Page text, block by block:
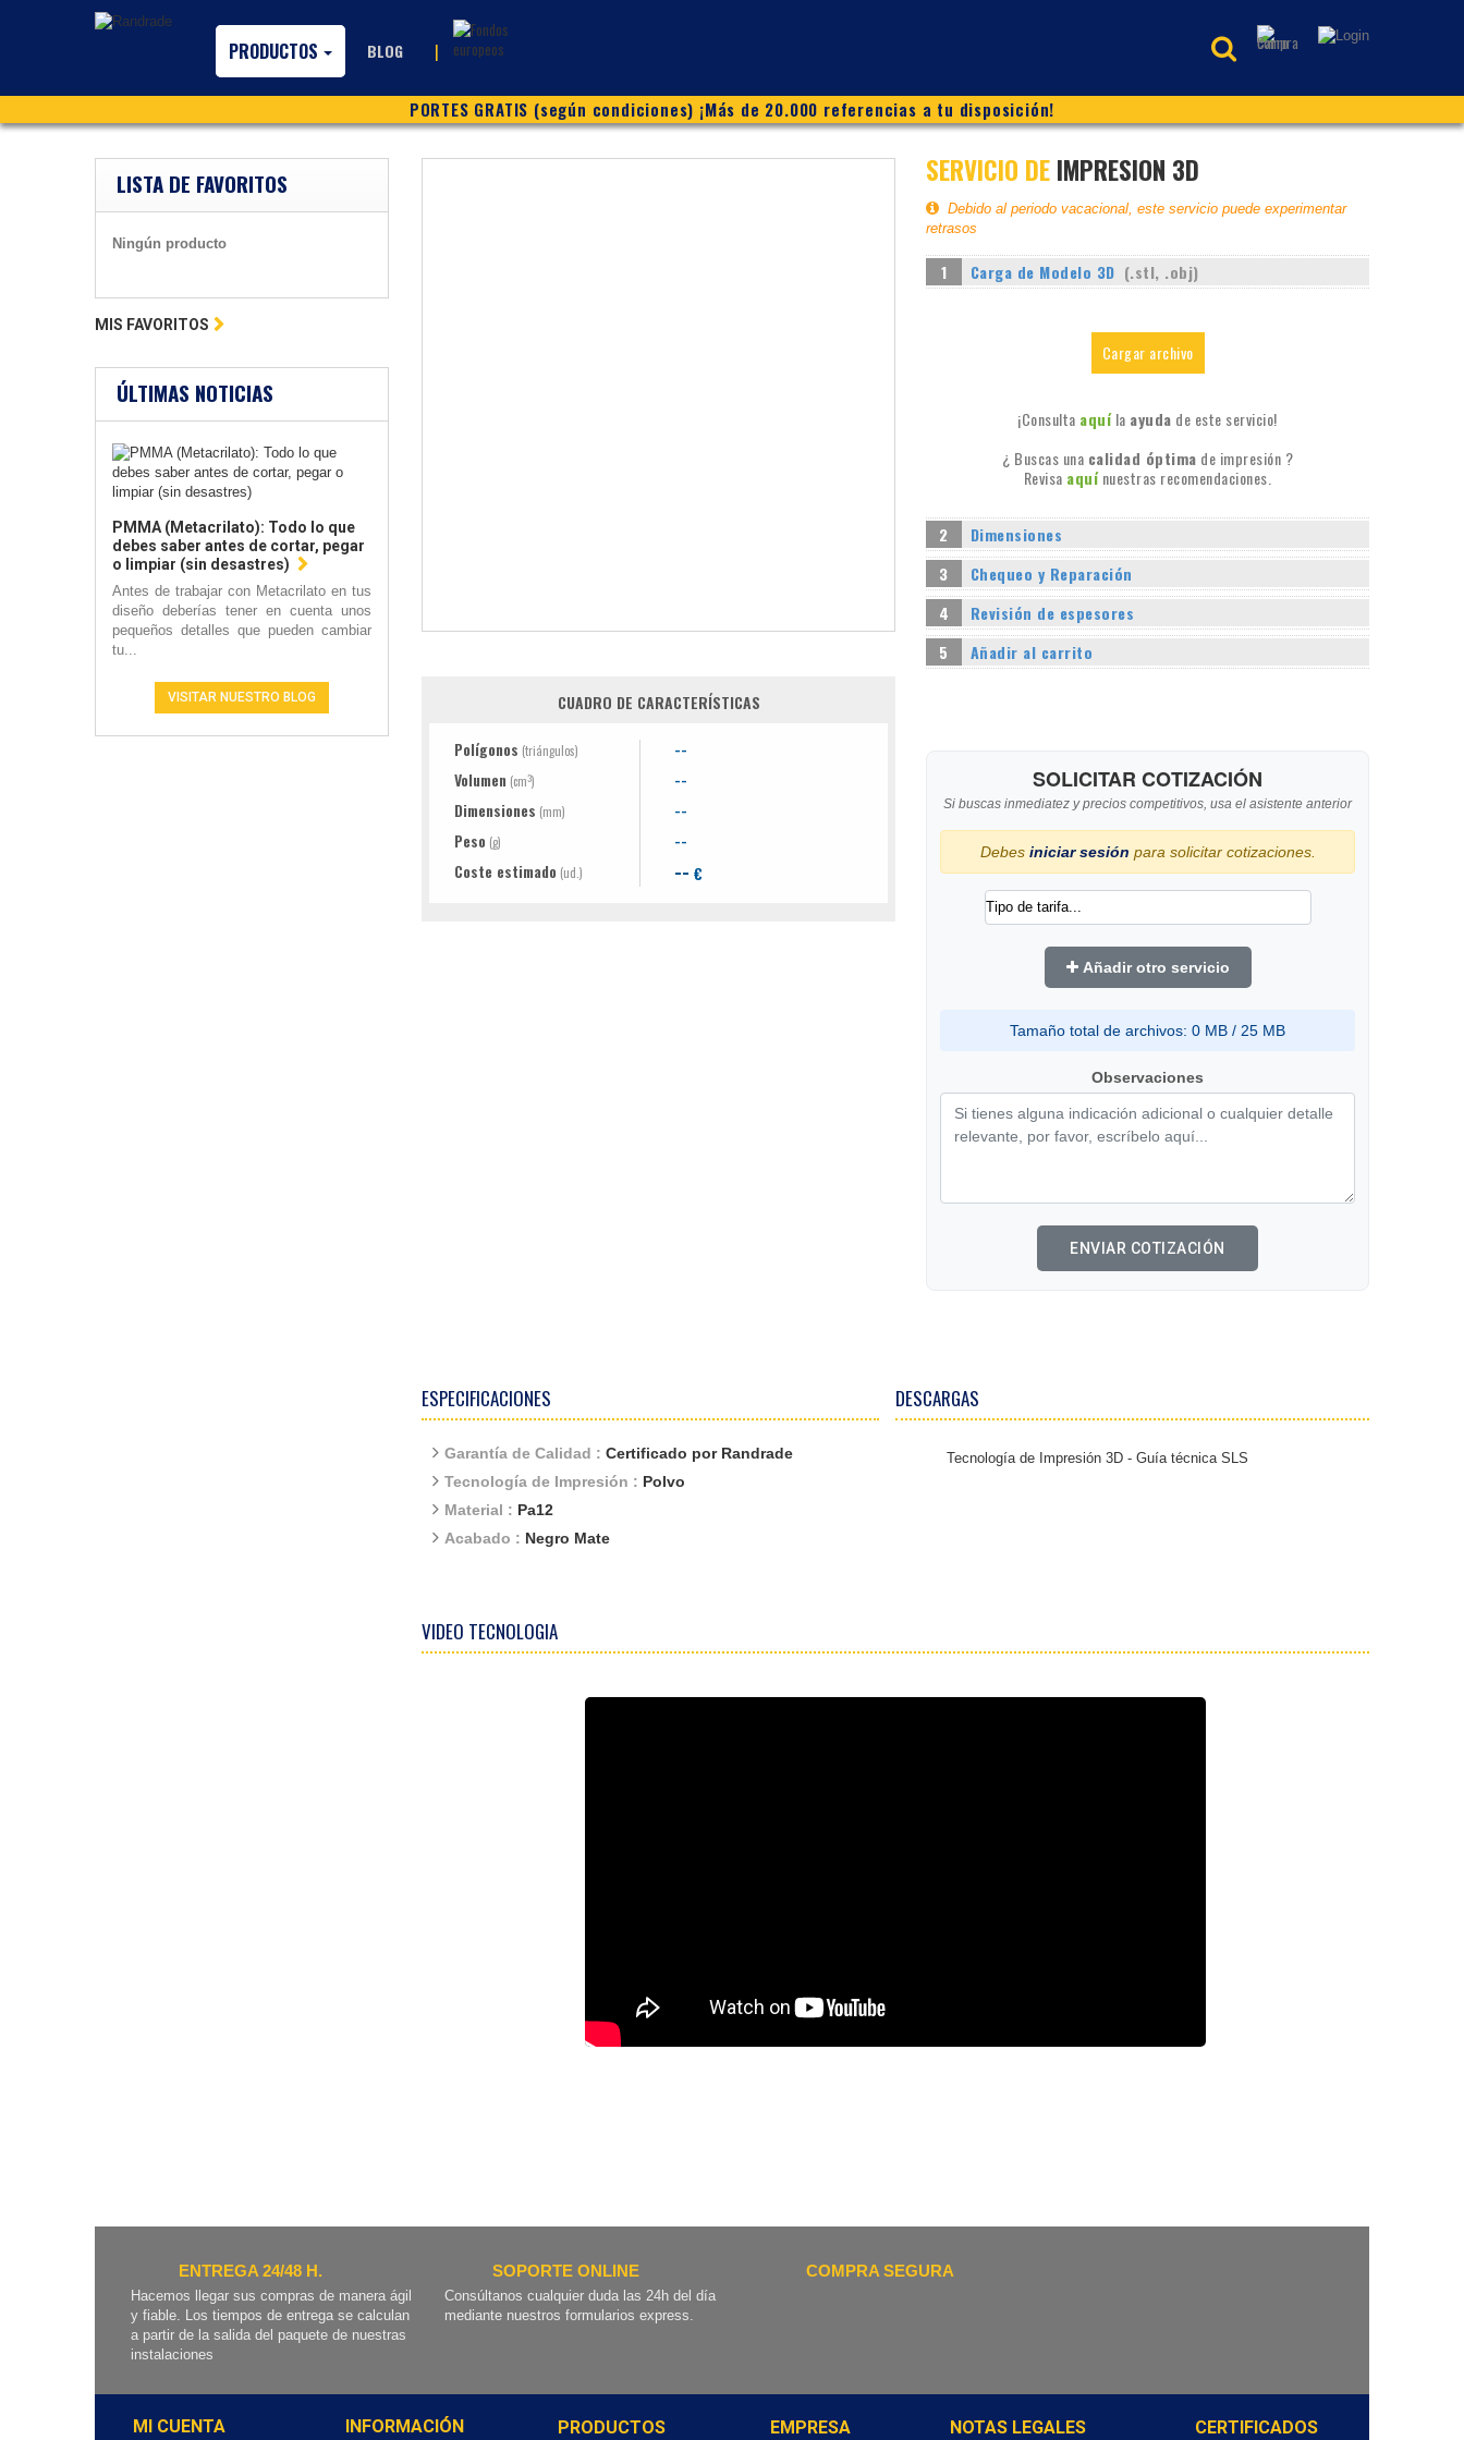
PRODUCTOS BLOG |
PORTES GRATIS (según condiciones) ¡Más de 20.000 referencias a tu disposición!
LISTA DE FAVORITOS
Ningún producto
MIS FAVORITOS
ÚLTIMAS NOTICIAS
PMMA (Metacrilato): Todo lo que
debes saber antes de cortar, pegar
o limpiar (sin desastres)
Antes de trabajar con Metacrilato en tus
diseño deberías tener en cuenta unos
pequeños detalles que pueden cambiar
tu...
VISITAR NUESTRO BLOG CUADRO DE CARACTERÍSTICAS
Polígonos (triángulos)
Volumen (cm3)
Dimensiones (mm)
Peso (g)
Coste estimado (ud.)
--
--
--
--
-- €
SERVICIO DE IMPRESIÓN 3D
Debido al periodo vacacional, este servicio puede experimentar
retrasos
1 Carga de Modelo 3D (.stl, .obj)
¡Consulta aquíla ayuda de este servicio!
¿ Buscas una calidad óptima de impresión ?
Revisa aquínuestras recomendaciones.
2
Dimensiones
3
Chequeo y Reparación
4
Revisión de espesores
5
Añadir al carrito
SOLICITAR COTIZACIÓN
Si buscas inmediatez y precios competitivos, usa el asistente anterior
Debes iniciar sesión para solicitar cotizaciones.
Añadir otro servicio
Tamaño total de archivos: 0 MB / 25 MB
Observaciones
ENVIAR COTIZACIÓN
ESPECIFICACIONES
Garantía de Calidad : Certificado por Randrade
Tecnología de Impresión : Polvo
Material : Pa12
Acabado : Negro Mate
DESCARGAS
Tecnología de Impresión 3D - Guía técnica SLS
VIDEO TECNOLOGIA
ENTREGA 24/48 H.
Hacemos llegar sus compras de manera ágil
y fiable. Los tiempos de entrega se calculan
a partir de la salida del paquete de nuestras
instalaciones
SOPORTE ONLINE
Consúltanos cualquier duda las 24h del día
mediante nuestros formularios express.
COMPRA SEGURA
MI CUENTA INFORMACIÓN PRODUCTOS EMPRESA NOTAS LEGALES CERTIFICADOS